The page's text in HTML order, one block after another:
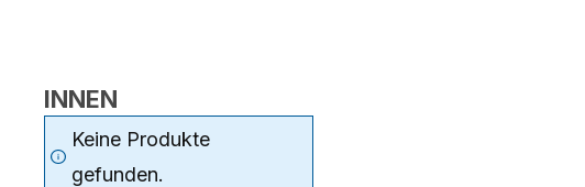
INNEN
Keine Produkte
gefunden.